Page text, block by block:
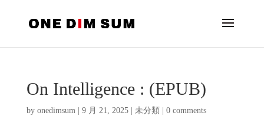
On Intelligence : (EPUB)
by onedimsum| 9 月 21, 2025| 未分類 0 comments